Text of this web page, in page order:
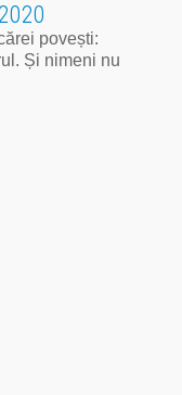
povești:
Și nimeni nu